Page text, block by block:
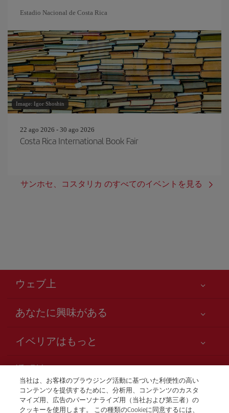
Estadio Nacional de Costa Rica
Image: Igor Shoshin
22 ago 2026 - 30 ago 2026
Costa Rica International Book Fair
サンホセ、コスタリカ のすべてのイベントを見る
ウェブ上
あなたに興味がある
アクセシビリティの宣言
サービスのお約束
Iberia.com サイトマップ
イベリアはもっと
イベリアグループ
株主および投資家向け情報
Iberia の提携航空会社
透明性
利用規約
運送約款
お電話での航空券販売
当社は、お客様のブラウジング活動に基づいた利便性の高い
コンテンツを提供するために、分析用、コンテンツのカスタ
マイズ用、広告のパーソナライズ用（当社および第三者）の
クッキーを使用します。 この種類のCookieに同意するには、